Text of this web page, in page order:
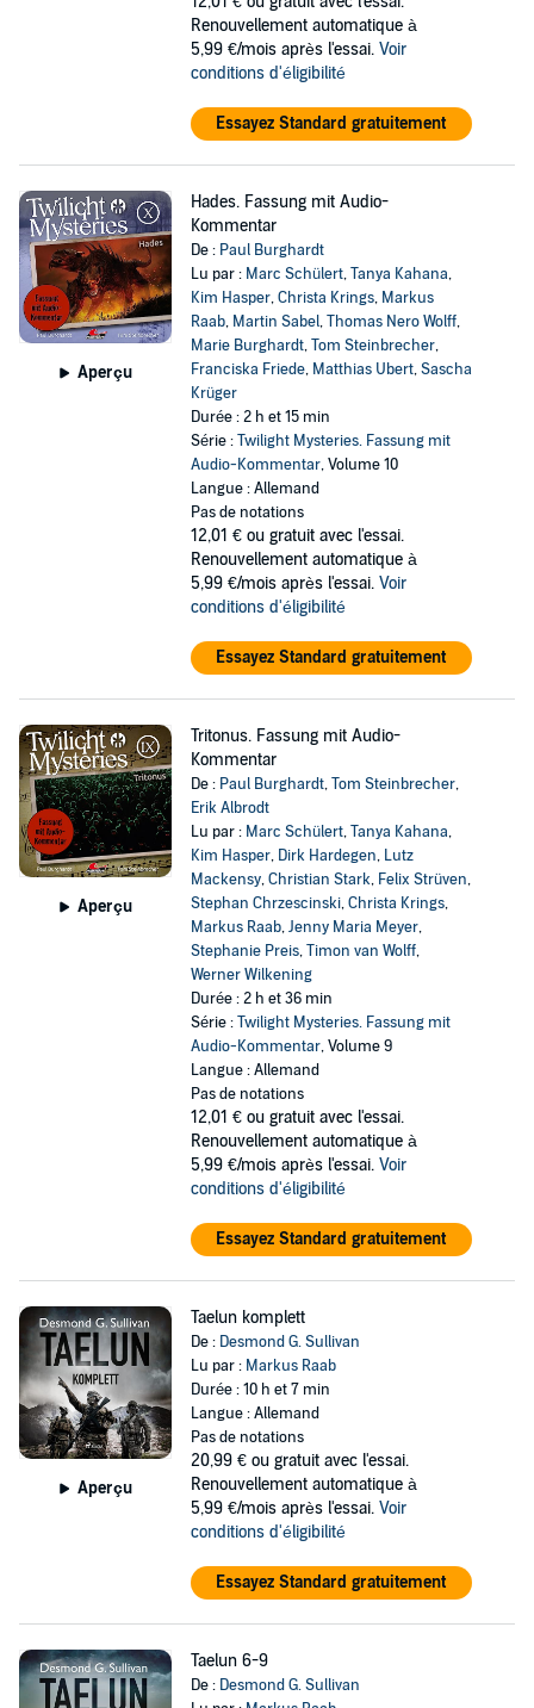
Renouvellement automatique à
5,99 €/mois après l'essai. Voir
conditions d'éligibilité
Essayez Standard gratuitement
Aperçu
Hades. Fassung mit Audio-
Kommentar
De : Paul Burghardt
Lu par : Marc Schülert,Tanya Kahana,
Kim Hasper,Christa Krings, Markus
Raab, Martin Sabel,Thomas Nero Wolff,
Marie Burghardt,Tom Steinbrecher,
Franciska Friede, Matthias Ubert,Sascha
Krüger
Durée : 2 h et 15 min
Série :Twilight Mysteries. Fassung mit
Audio-Kommentar, Volume 10
Langue : Allemand
Pas de notations
12,01 € ou gratuit avec l'essai.
Renouvellement automatique à
5,99 €/mois après l'essai. Voir
conditions d'éligibilité
Essayez Standard gratuitement
Aperçu
Tritonus. Fassung mit Audio-
Kommentar
De : Paul Burghardt,Tom Steinbrecher,
Erik Albrodt
Lu par : Marc Schülert,Tanya Kahana,
Kim Hasper, Dirk Hardegen, Lutz
Mackensy,Christian Stark, Felix Strüven,
Stephan Chrzescinski,Christa Krings,
Markus Raab,Jenny Maria Meyer,
Stephanie Preis,Timon van Wolff,
Werner Wilkening
Durée : 2 h et 36 min
Série :Twilight Mysteries. Fassung mit
Audio-Kommentar, Volume 9
Langue : Allemand
Pas de notations
12,01 € ou gratuit avec l'essai.
Renouvellement automatique à
5,99 €/mois après l'essai. Voir
conditions d'éligibilité
Essayez Standard gratuitement
Aperçu
Taelun komplett
De : Desmond G. Sullivan
Lu par : Markus Raab
Durée : 10 h et 7 min
Langue : Allemand
Pas de notations
20,99 € ou gratuit avec l'essai.
Renouvellement automatique à
5,99 €/mois après l'essai. Voir
conditions d'éligibilité
Essayez Standard gratuitement
Taelun 6-9
De : Desmond G. Sullivan